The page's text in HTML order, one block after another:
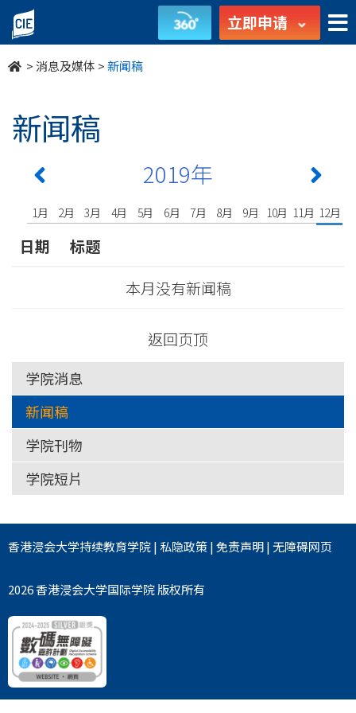
undefined 立即申请
>消息及媒体 >新闻稿
新闻稿
2019年
1月 2月 3月 4月 5月 6月 7月 8月 9月 10月 11月 12月
日期
标题
本月没有新闻稿
返回页顶
学院消息
新闻稿
学院刊物
学院短片
香港浸会大学持续教育学院| 私隐政策|免责声明|无障碍网页
2026 香港浸会大学国际学院 版权所有